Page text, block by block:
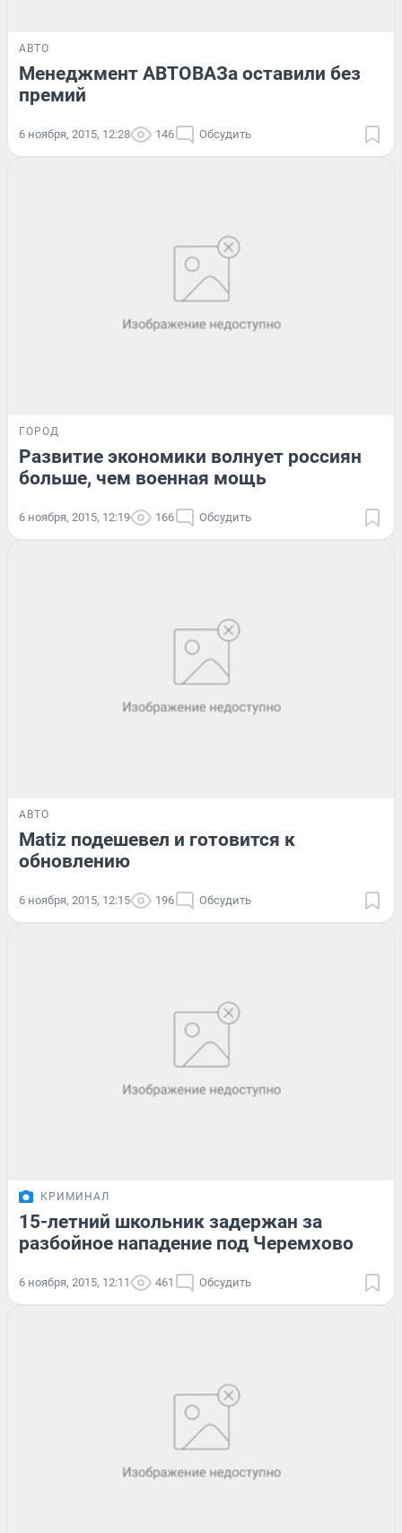
АВТО
Менеджмент АВТОВАЗа оставили без
премий
6 ноября, 2015, 12:28 146 Обсудить
ГОРОД
Развитие экономики волнует россиян
больше, чем военная мощь
6 ноября, 2015, 12:19 166 Обсудить
АВТО
Matiz подешевел и готовится к
обновлению
6 ноября, 2015, 12:15 196 Обсудить
КРИМИНАЛ
15-летний школьник задержан за
разбойное нападение под Черемхово
6 ноября, 2015, 12:11 461 Обсудить